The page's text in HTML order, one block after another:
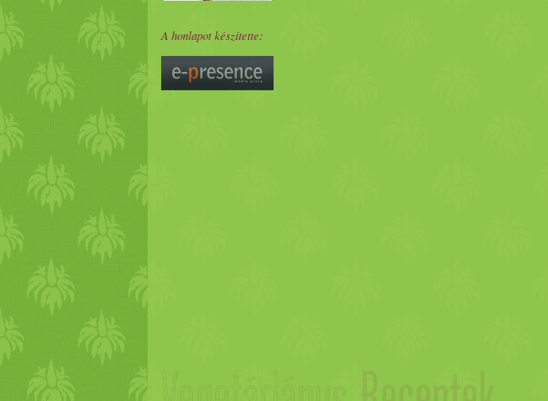
A honlapot készítette: